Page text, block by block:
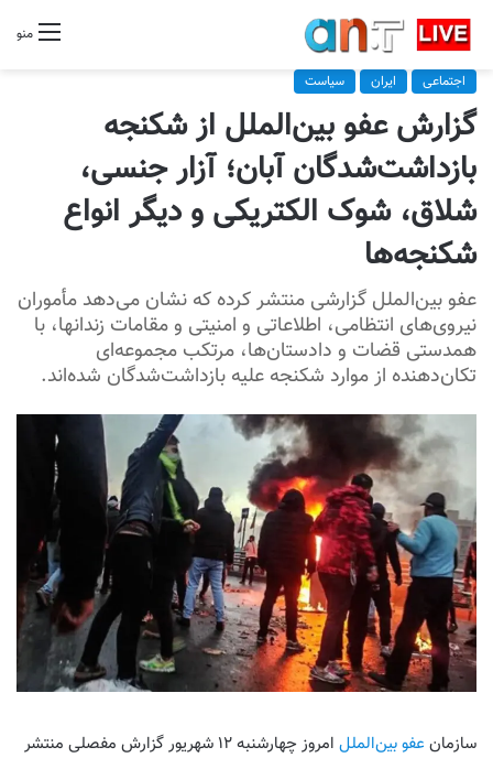
منو
اجتماعی ایران سیاست
گزارش عفو بین‌الملل از شکنجه
بازداشت‌شدگان آبان؛ آزار جنسی،
شلاق، شوک الکتریکی و دیگر انواع
شکنجه‌ها
عفو بین‌الملل گزارشی منتشر کرده که نشان می‌دهد مأموران
نیروی‌های انتظامی، اطلاعاتی و امنیتی و مقامات زندانها، با
همدستی قضات و دادستان‌ها، مرتکب مجموعه‌ای
تکان‌دهنده از موارد شکنجه علیه بازداشت‌شدگان شده‌اند.
سازمان عفو بین‌الملل
امروز چهارشنبه ۱۲ شهریور گزارش مفصلی منتشر